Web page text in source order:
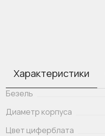
Характеристики
Безель
Диаметр корпуса
Цвет циферблата